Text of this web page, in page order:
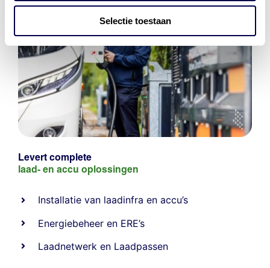
Selectie toestaan
Levert complete
laad- en accu oplossingen
Installatie van laadinfra en accu’s
Energiebeheer en ERE’s
Laadnetwerk en Laadpassen